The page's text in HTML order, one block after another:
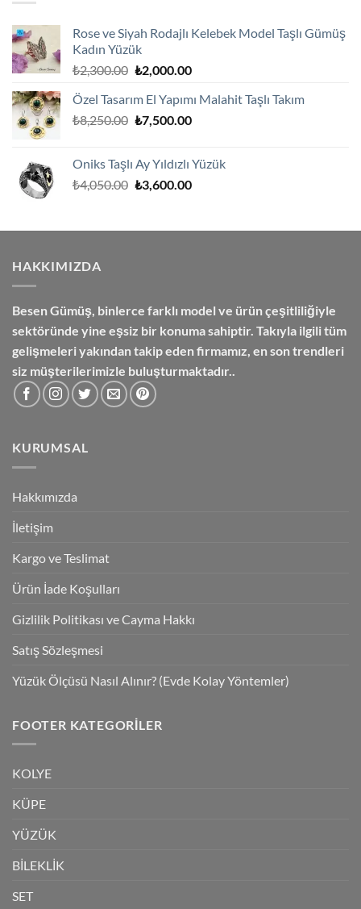
Rose ve Siyah Rodajlı Kelebek Model Taşlı Gümüş
Kadın Yüzük
₺2,300.00 Orijinal
₺2,300.00.
₺2,000.00Şu
fiyat:
₺2,000.00.
Özel Tasarım El Yapımı Malahit Taşlı Takım
₺8,250.00 Orijinal
₺7,500.00Şu
₺7,500.00.
Oniks Taşlı Ay Yıldızlı Yüzük
₺4,050.00 Orijinal
₺3,600.00Şu
₺3,600.00.
HAKKIMIZDA
Besen Gümüş, binlerce farklı model ve ürün çeşitliliğiyle
sektöründe yine eşsiz bir konuma sahiptir. Takıyla ilgili tüm
gelişmeleri yakından takip eden firmamız, en son trendleri
siz müşterilerimizle buluşturmaktadır..
KURUMSAL
Hakkımızda
İletişim
Kargo ve Teslimat
Ürün İade Koşulları
Gizlilik Politikası ve Cayma Hakkı
Satış Sözleşmesi
Yüzük Ölçüsü Nasıl Alınır? (Evde Kolay Yöntemler)
FOOTER KATEGORILER
KOLYE
KÜPE
YÜZÜK
BİLEKLİK
SET